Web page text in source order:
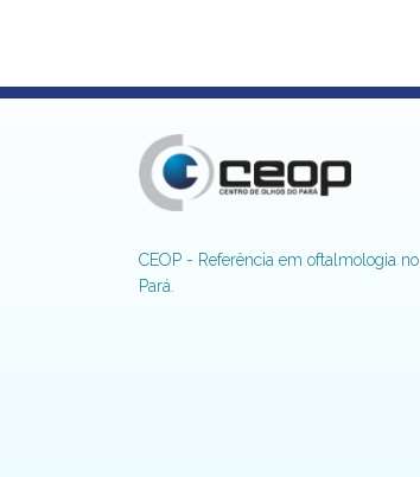
CEOP - Referência em oftalmologia no
Pará.